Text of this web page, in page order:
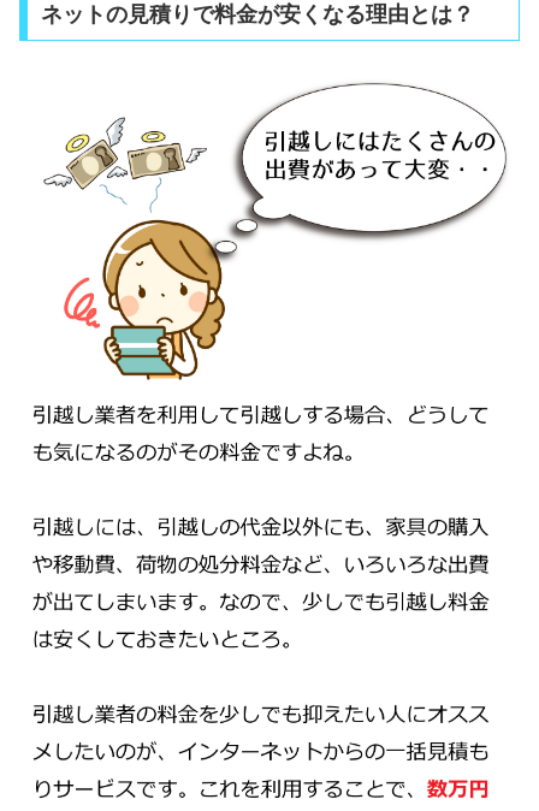
ネットの見積りで料金が安くなる理由とは？